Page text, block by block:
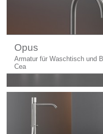
Opus
Armatur für Waschtisch und
Cea